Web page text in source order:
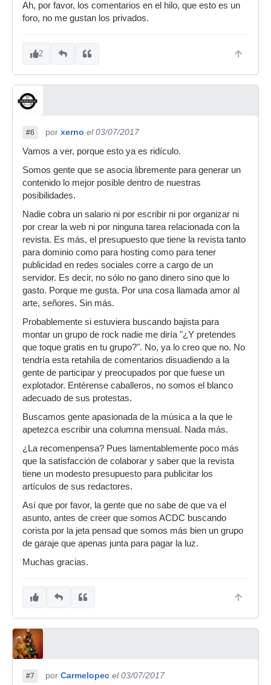
Ah, por favor, los comentarios en el hilo, que esto es un
foro, no me gustan los privados.
2
#6 por xerno el 03/07/2017
Vamos a ver, porque esto ya es ridículo.
Somos gente que se asocia libremente para generar un
contenido lo mejor posible dentro de nuestras
posibilidades.
Nadie cobra un salario ni por escribir ni por organizar ni
por crear la web ni por ninguna tarea relacionada con la
revista. Es más, el presupuesto que tiene la revista tanto
para dominio como para hosting como para tener
publicidad en redes sociales corre a cargo de un
servidor. Es decir, no sólo no gano dinero sino que lo
gasto. Porque me gusta. Por una cosa llamada amor al
arte, señores. Sin más.
Probablemente si estuviera buscando bajista para
montar un grupo de rock nadie me diría "¿Y pretendes
que toque gratis en tu grupo?". No, ya lo creo que no. No
tendría esta retahila de comentarios disuadiendo a la
gente de participar y preocupados por que fuese un
explotador. Entérense caballeros, no somos el blanco
adecuado de sus protestas.
Buscamos gente apasionada de la música a la que le
apetezca escribir una columna mensual. Nada más.
¿La recomenpensa? Pues lamentablemente poco más
que la satisfacción de colaborar y saber que la revista
tiene un modesto presupuesto para publicitar los
artículos de sus redactores.
Así que por favor, la gente que no sabe de que va el
asunto, antes de creer que somos ACDC buscando
corista por la jeta pensad que somos más bien un grupo
de garaje que apenas junta para pagar la luz.
Muchas gracias.
#7 por Carmelopec el 03/07/2017